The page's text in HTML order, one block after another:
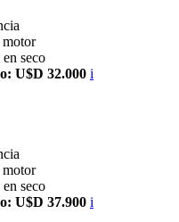
motor
en seco
U$D 32.000 i
motor
en seco
U$D 37.900 i